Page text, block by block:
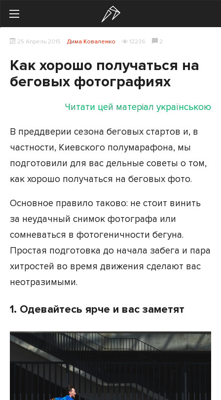
Питание
25 Апрель 2015 Дима Коваленко 12236 2
Как хорошо получаться на
беговых фотографиях
Читати цей матеріал українською
В преддверии сезона беговых стартов и, в
частности, Киевского полумарафона, мы
подготовили для вас дельные советы о том,
как хорошо получаться на беговых фото.
Основное правило таково: не стоит винить
за неудачный снимок фотографа или
сомневаться в фотогеничности бегуна.
Простая подготовка до начала забега и пара
хитростей во время движения сделают вас
неотразимыми.
1. Одевайтесь ярче и вас заметят